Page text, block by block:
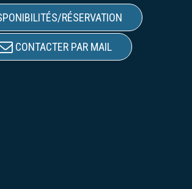
RÉSERVATION
CONTACTER PAR MAIL